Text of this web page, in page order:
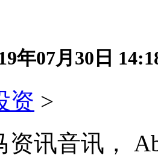
年07月30日
资 >
音讯，